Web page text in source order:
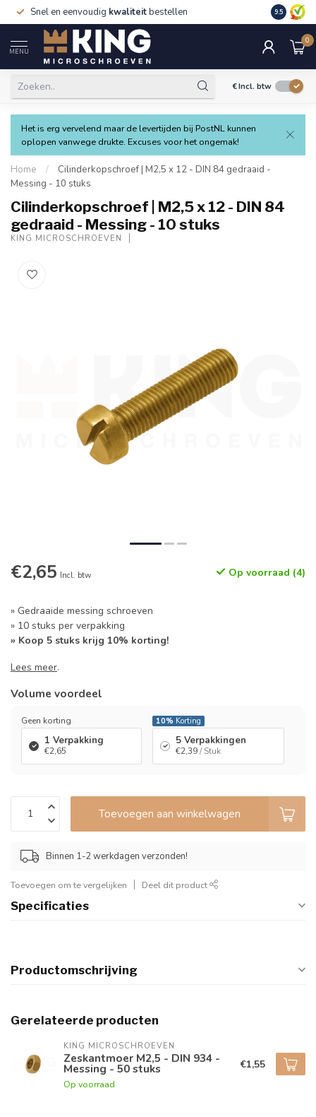
Snel en eenvoudig kwaliteitbestellen 9.5
MENU
0
€Incl. btw
Het is erg vervelend maar de levertijden bij PostNL kunnen
oplopen vanwege drukte. Excuses voor het ongemak!
Home /
Cilinderkopschroef | M2,5 x 12 - DIN 84 gedraaid -
Messing - 10 stuks
Cilinderkopschroef | M2,5 x 12 - DIN 84
gedraaid - Messing - 10 stuks
KING MICROSCHROEVEN
€2,65 Incl. btw Op voorraad (4)
» Gedraaide messing schroeven
» 10 stuks per verpakking
» Koop 5 stuks krijg 10% korting!
Lees meer.
Volume voordeel
Geen korting
1 Verpakking
€2,65
10% Korting
5 Verpakkingen
€2,39/ Stuk
Toevoegen aan winkelwagen
Binnen 1-2 werkdagen verzonden!
Toevoegen om te vergelijken Deel dit product
Specificaties
Productomschrijving
Gerelateerde producten
KING MICROSCHROEVEN
Zeskantmoer M2,5 - DIN 934 -
Messing - 50 stuks
Op voorraad
€1,55